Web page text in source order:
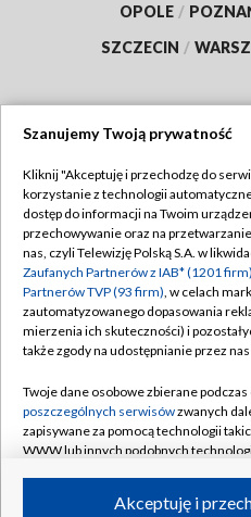
OPOLE /
SZCZECIN /
Abonament TVP
Emisja w TVP
Centrum informacji TVP
Naziemna Telewizja
Rada Programowa
System NOS
Informacje o nadawcy
Program dla prasy
Polityka
Moje
Szanujemy Twoją prywatność
Kliknij "Akceptuję i przechodzę do
korzystanie z technologii
dostęp do informacji na Twoim
przechowywanie oraz na
nas, czyli Telewizję Polską S.A. w
Zaufanych Partnerów z IAB* (1201 firm)
Partnerów TVP (93 firm), w celach
zautomatyzowanego dopasowania
mierzenia ich skuteczności) i
także zgody na udostępnianie przez
Twoje dane osobowe zbierane
poszczególnych serwisówzwanych
zapisywane za pomocą technologii
WWW lub innych podobnych
ruchu w Internecie.Akceptuję i